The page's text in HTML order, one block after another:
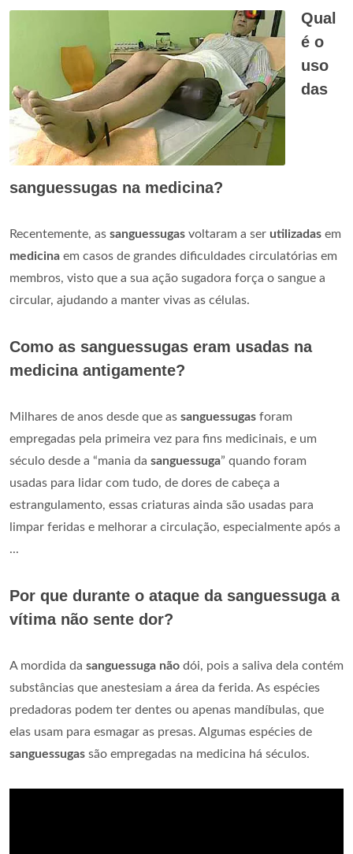
Qual
é o
uso
das
sanguessugas na medicina?
Recentemente, as sanguessugas voltaram a ser utilizadas em
medicina em casos de grandes dificuldades circulatórias em
membros, visto que a sua ação sugadora força o sangue a
circular, ajudando a manter vivas as células.
Como as sanguessugas eram usadas na
medicina antigamente?
Milhares de anos desde que as sanguessugas foram
empregadas pela primeira vez para fins medicinais, e um
século desde a “mania da sanguessuga” quando foram
usadas para lidar com tudo, de dores de cabeça a
estrangulamento, essas criaturas ainda são usadas para
limpar feridas e melhorar a circulação, especialmente após a
...
Por que durante o ataque da sanguessuga a
vítima não sente dor?
A mordida da sanguessuga não dói, pois a saliva dela contém
substâncias que anestesiam a área da ferida. As espécies
predadoras podem ter dentes ou apenas mandíbulas, que
elas usam para esmagar as presas. Algumas espécies de
sanguessugas são empregadas na medicina há séculos.